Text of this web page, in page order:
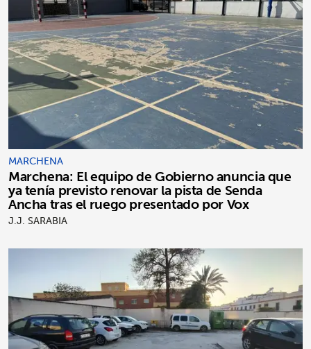
MARCHENA
Marchena: El equipo de Gobierno anuncia que
ya tenía previsto renovar la pista de Senda
Ancha tras el ruego presentado por Vox
J.J. SARABIA